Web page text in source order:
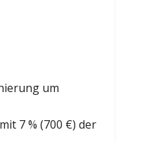
um
7 % (700 €) der